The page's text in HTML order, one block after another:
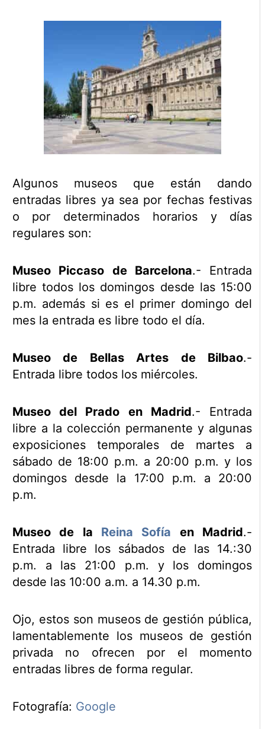
Algunos museos que están dando
entradas libres ya sea por fechas festivas
o por determinados horarios y días
regulares son:
Museo Piccaso de Barcelona.- Entrada
libre todos los domingos desde las 15:00
p.m. además si es el primer domingo del
mes la entrada es libre todo el día.
Museo de Bellas Artes de Bilbao.-
Entrada libre todos los miércoles.
Museo del Prado en Madrid.- Entrada
libre a la colección permanente y algunas
exposiciones temporales de martes a
sábado de 18:00 p.m. a 20:00 p.m. y los
domingos desde la 17:00 p.m. a 20:00
p.m.
Museo de la Reina Sofía en Madrid.-
Entrada libre los sábados de las 14.:30
p.m. a las 21:00 p.m. y los domingos
desde las 10:00 a.m. a 14.30 p.m.
Ojo, estos son museos de gestión pública,
lamentablemente los museos de gestión
privada no ofrecen por el momento
entradas libres de forma regular.
Fotografía: Google